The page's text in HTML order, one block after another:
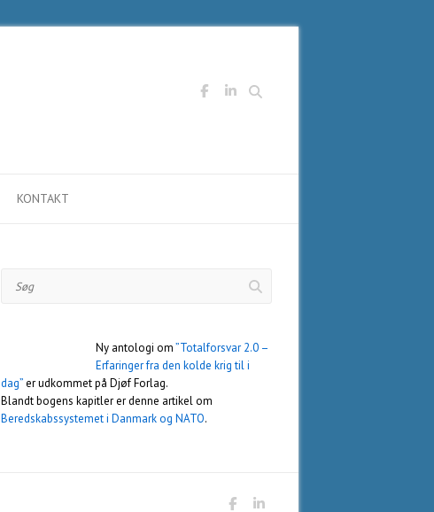
Søg
KONTAKT
Ny antologi om”Totalforsvar 2.0 –
Erfaringer fra den kolde krig til i
dag”er udkommet på Djøf Forlag.
Blandt bogens kapitler er denne artikel om
Beredskabssystemet i Danmark og NATO.